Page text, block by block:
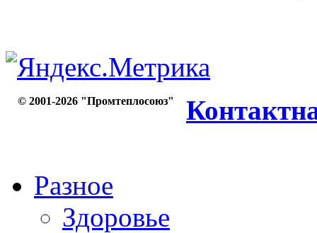
© 2001-2026 "Промтеплосоюз"
Разное
Здоровье